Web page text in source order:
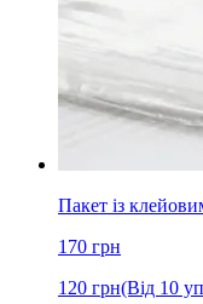
Пакет із
170 грн
120 грн(Від 10